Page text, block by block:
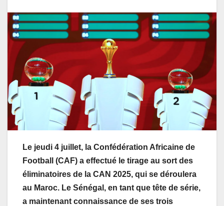
Le jeudi 4 juillet, la Confédération Africaine de
Football (CAF) a effectué le tirage au sort des
éliminatoires de la CAN 2025, qui se déroulera
au Maroc. Le Sénégal, en tant que tête de série,
a maintenant connaissance de ses trois